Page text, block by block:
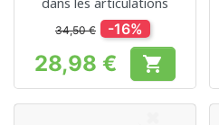
34,50 € -16%
Prix
28,98 € 